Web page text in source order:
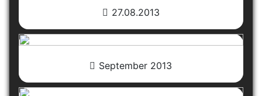
27.08.2013
September 2013